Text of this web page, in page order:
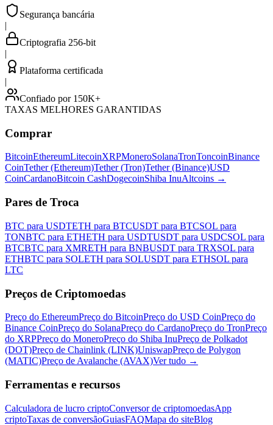
Segurança bancária
|
Criptografia 256-bit
|
Plataforma certificada
|
Confiado por 150K+
TAXAS MELHORES GARANTIDAS
Comprar
BitcoinEthereumLitecoinXRPMoneroSolanaTronToncoinBinance
CoinTether (Ethereum)Tether (Tron)Tether (Binance)USD
CoinCardanoBitcoin CashDogecoinShiba InuAltcoins →
Pares de Troca
BTC para USDTETH para BTCUSDT para BTCSOL para
TONBTC para ETHETH para USDTUSDT para USDCSOL para
BTCBTC para XMRETH para BNBUSDT para TRXSOL para
ETHBTC para SOLETH para SOLUSDT para ETHSOL para
LTC
Preços de Criptomoedas
Preço do EthereumPreço do BitcoinPreço do USD CoinPreço do
Binance CoinPreço do SolanaPreço do CardanoPreço do TronPreço
do XRPPreço do MoneroPreço do Shiba InuPreço de Polkadot
(DOT)Preço de Chainlink (LINK)UniswapPreço de Polygon
(MATIC)Preço de Avalanche (AVAX)Ver tudo →
Ferramentas e recursos
Calculadora de lucro criptoConversor de criptomoedasApp
criptoTaxas de conversãoGuiasFAQMapa do siteBlog